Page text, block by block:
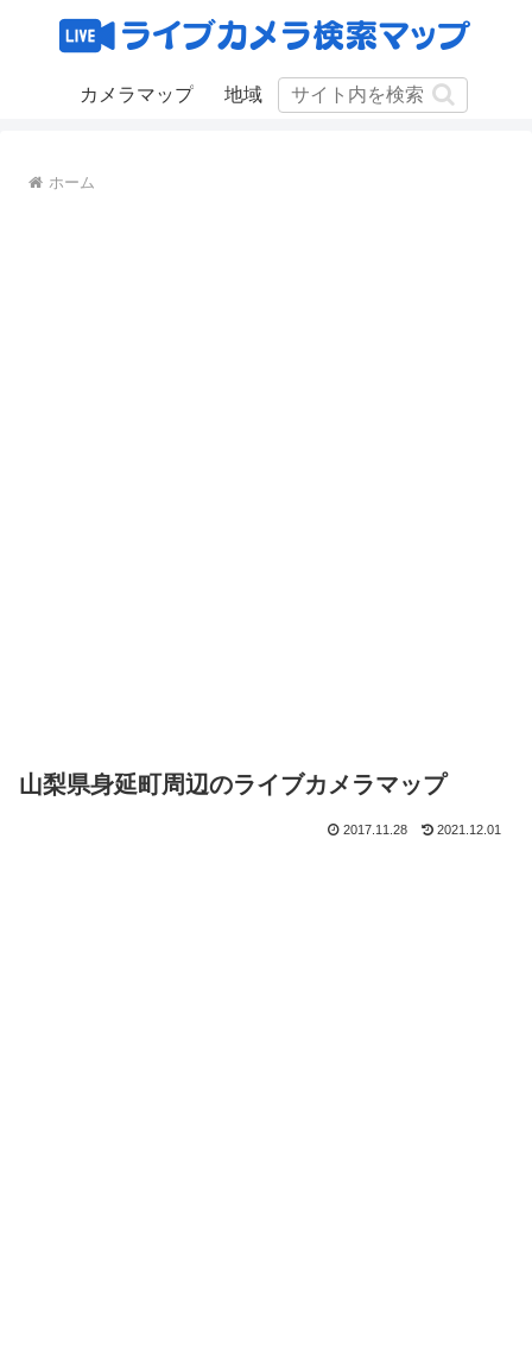
カメラマップ 地域
ホーム
山梨県身延町周辺のライブカメラマップ
2017.11.28 2021.12.01